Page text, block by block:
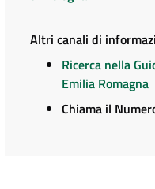
Altri canali di
Ricerca nella
Emilia Romagna
Chiama il